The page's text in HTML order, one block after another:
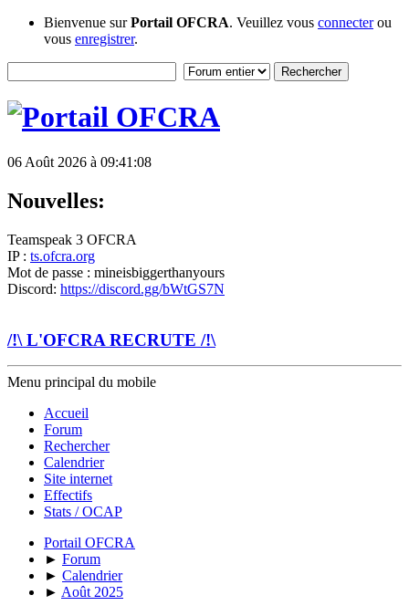
Bienvenue surPortail OFCRA. Veuillez vous connecterou
vous enregistrer.
06 Août 2026 à 09:41:08
Nouvelles:
Teamspeak 3 OFCRA
IP : ts.ofcra.org
Mot de passe : mineisbiggerthanyours
Discord: https://discord.gg/bWtGS7N
/!\ L'OFCRA RECRUTE /!\
Menu principal du mobile
Accueil
Forum
Rechercher
Calendrier
Site internet
Effectifs
Stats / OCAP
Portail OFCRA
► Forum
► Calendrier
► Août 2025